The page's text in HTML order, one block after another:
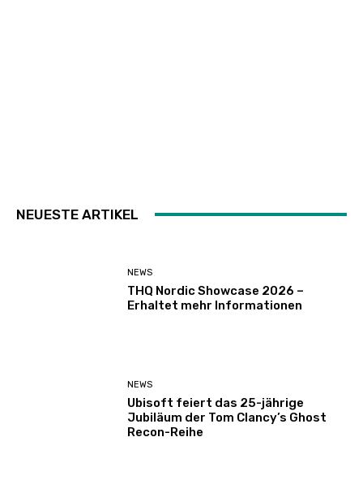
NEUESTE ARTIKEL
NEWS
THQ Nordic Showcase 2026 –
Erhaltet mehr Informationen
NEWS
Ubisoft feiert das 25-jährige
Jubiläum der Tom Clancy’s Ghost
Recon-Reihe